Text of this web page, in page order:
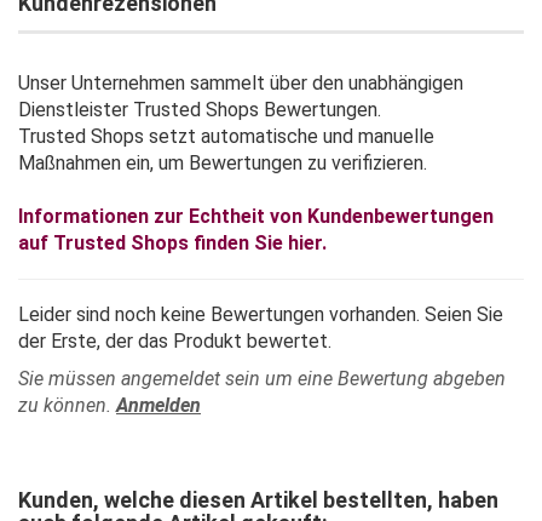
Unser Unternehmen sammelt über den unabhängigen
Dienstleister Trusted Shops Bewertungen.
Trusted Shops setzt automatische und manuelle
Maßnahmen ein, um Bewertungen zu verifizieren.
Informationen zur Echtheit von Kundenbewertungen
auf Trusted Shops finden Sie hier.
Leider sind noch keine Bewertungen vorhanden. Seien Sie
der Erste, der das Produkt bewertet.
Sie müssen angemeldet sein um eine Bewertung abgeben
zu können. Anmelden
Kunden, welche diesen Artikel bestellten, haben